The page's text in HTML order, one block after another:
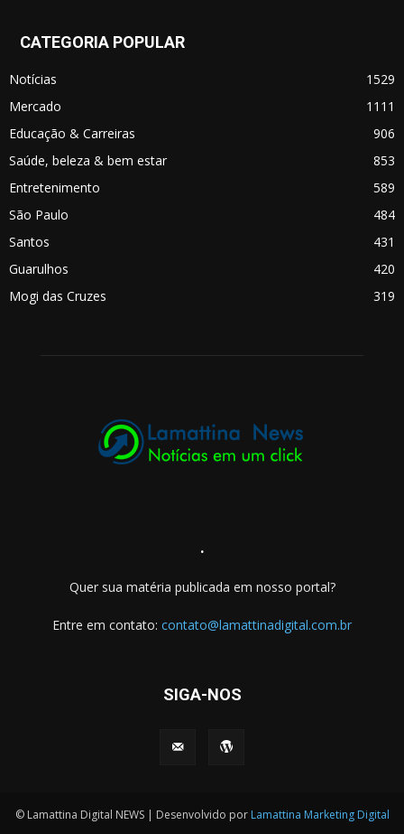
CATEGORIA POPULAR
Notícias
1529
Mercado
1111
Educação & Carreiras
906
Saúde, beleza & bem estar
853
Entretenimento
589
São Paulo
484
Santos
431
Guarulhos
420
Mogi das Cruzes
319
.
Quer sua matéria publicada em nosso portal?
Entre em contato: contato@lamattinadigital.com.br
SIGA-NOS
© Lamattina Digital NEWS | Desenvolvido por Lamattina Marketing Digital